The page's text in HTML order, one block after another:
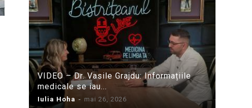
VIDEO – Dr. Vasile Grajdu: Informațiile
medicale se iau...
Iulia Hoha - mai 26, 2026